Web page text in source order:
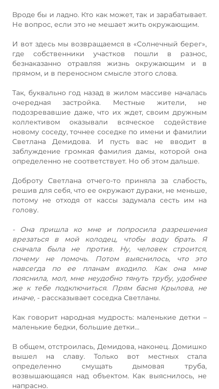
Вроде бы и ладно. Кто как может, так и зарабатывает.
Не вопрос, если это не мешает жить окружающим.
И вот здесь мы возвращаемся в «Солнечный берег»,
где собственники участков пошли в разнос,
безнаказанно отравляя жизнь окружающим и в
прямом, и в переносном смысле этого слова.
Так, буквально год назад в жилом массиве началась
очередная застройка. Местные жители, не
подозревавшие даже, что их ждет, своим дружным
коллективом оказывали всяческое содействие
новому соседу, точнее соседке по имени и фамилии
Светлана Демидова. И пусть вас не вводит в
заблуждение громкая фамилия дамы, которой она
определенно не соответствует. Но об этом дальше.
Доброту Светлана отчего-то приняла за слабость,
решив для себя, что ее окружают дураки, не меньше,
потому не отходя от кассы задумала сесть им на
голову.
- Она пришла ко мне и попросила разрешения
врезаться в мой колодец, чтобы воду брать. Я
сначала была не против. Ну, человек строится,
почему не помочь. Потом выяснилось, что это
навсегда по ее планам входило. Как она мне
пояснила, мол, мне неудобно тянуть трубу, удобнее
же к тебе подключиться. Прям басня Крылова, не
иначе, - рассказывает соседка Светланы.
Как говорит народная мудрость: маленькие детки –
маленькие бедки, большие детки…
В общем, отстроилась, Демидова, наконец. Домишко
вышел на славу. Только вот местных стала
определенно смущать дымовая труба,
возвышающаяся над объектом. Как выяснилось, не
напрасно.